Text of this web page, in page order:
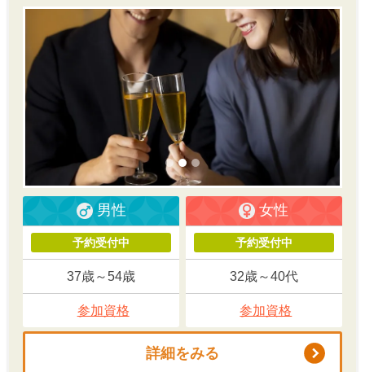
男性
予約受付中
37歳～54歳
参加資格
女性
予約受付中
32歳～40代
参加資格
詳細をみる